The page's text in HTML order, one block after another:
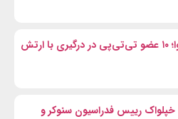
تشدید ناامنی در خیبرپختونخوا؛ ۱۰ عضو تی‌تی‌پی در درگیری با ارتش
خپلواک رییس فدراسیون سنوکر و